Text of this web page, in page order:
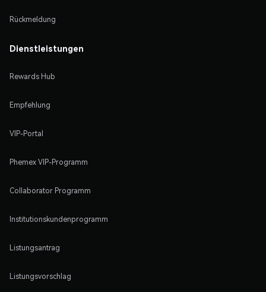
Rückmeldung
Dienstleistungen
Rewards Hub
Empfehlung
VIP-Portal
Phemex VIP-Programm
Collaborator Programm
Institutionskundenprogramm
Listungsantrag
Listungsvorschlag